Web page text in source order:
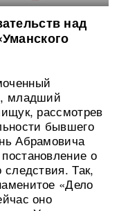
над
младший
рассмотрев
бывшего
Абрамовича
о
следствия. Так,
«Дело
оно